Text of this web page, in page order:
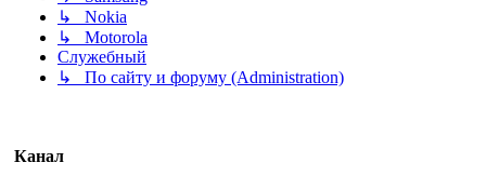
↳ Nokia
↳ Motorola
Служебный
↳ По сайту и форуму (Administration)
Канал